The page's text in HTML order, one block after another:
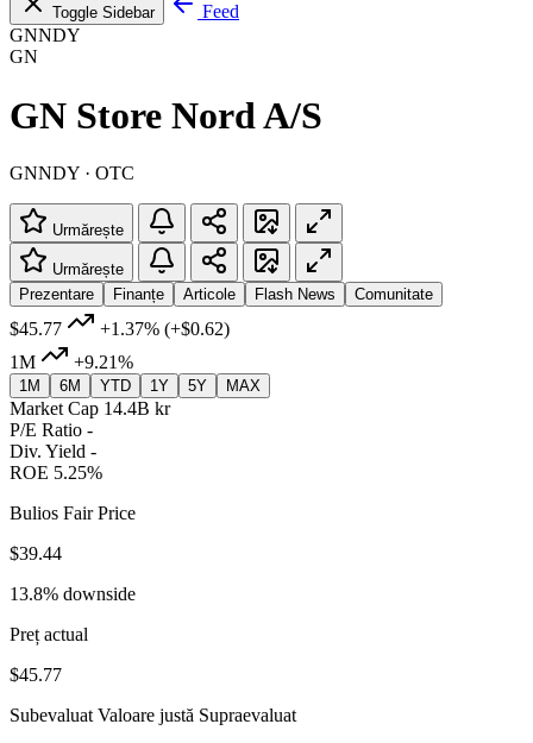
Toggle Sidebar
Feed
GNNDY
GN
GN Store Nord A/S
GNNDY · OTC
Urmărește
Urmărește
Prezentare
Finanțe Articole Flash News Comunitate
$45.77 +1.37% (+$0.62)
1M
+9.21%
1M 6M YTD 1Y 5Y MAX
Market Cap 14.4B kr
P/E Ratio -
Div. Yield -
ROE 5.25%
Bulios Fair Price
$39.44
13.8% downside
Preț actual
$45.77
Subevaluat Valoare justă Supraevaluat